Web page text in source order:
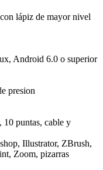
lápiz de mayor nivel
Android 6.0 o superior
presion
10 puntas, cable y
Illustrator, ZBrush,
Zoom, pizarras